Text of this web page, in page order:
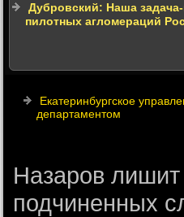
Дубровский: Наша
пилотных агломераций
Екатеринбургское
департаментом
Назаров лишит
подчиненных